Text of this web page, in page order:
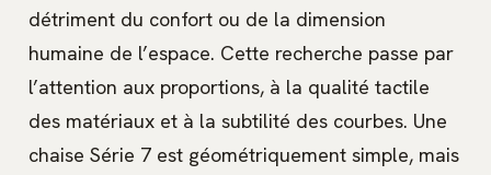
détriment du confort ou de la dimension
humaine de l’espace. Cette recherche passe par
l’attention aux proportions, à la qualité tactile
des matériaux et à la subtilité des courbes. Une
chaise Série 7 est géométriquement simple, mais